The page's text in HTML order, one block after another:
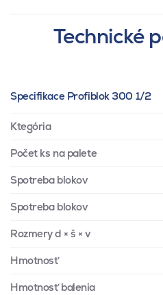
Technické
Specifikace Profiblok 300 1/2
Ktegória
Počet ks na palete
Spotreba blokov
Spotreba blokov
Rozmery d × š × v
Hmotnosť
Hmotnosť balenia